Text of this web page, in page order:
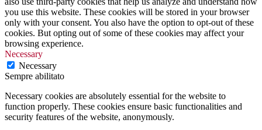
you use this website. These cookies will be stored in your browser
only with your consent. You also have the option to opt-out of these
cookies. But opting out of some of these cookies may affect your
browsing experience.
Necessary
Necessary
Sempre abilitato
Necessary cookies are absolutely essential for the website to
function properly. These cookies ensure basic functionalities and
security features of the website, anonymously.